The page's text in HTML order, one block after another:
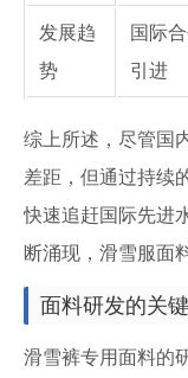
发展趋
势
国际
引进
综上所述，尽管国
差距，但通过持续
快速追赶国际先进
断涌现，滑雪服面
面料研发的关
滑雪裤专用面料的